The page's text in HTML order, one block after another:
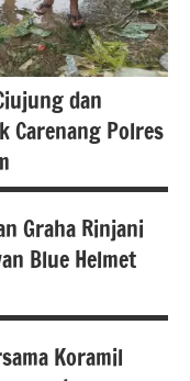
dan
Carenang Polres
Graha Rinjani
Blue Helmet
Koramil